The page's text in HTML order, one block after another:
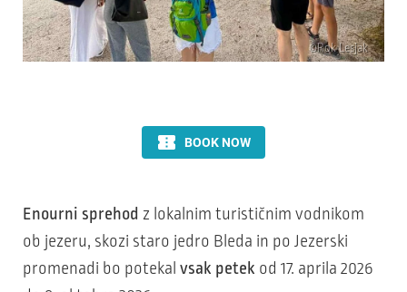
©Rok Lesjak
Enourni sprehod z lokalnim turističnim vodnikom
ob jezeru, skozi staro jedro Bleda in po Jezerski
promenadi bo potekal vsak petek od 17. aprila 2026